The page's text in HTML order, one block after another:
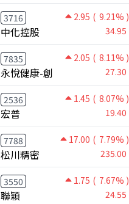
3716 2.95 ( 9.21% )
中化控股 34.95
7835 2.05 ( 8.11% )
永悅健康-創 27.30
2536 1.45 ( 8.07% )
宏普 19.40
7788 17.00 ( 7.79% )
松川精密 235.00
3550 1.75 ( 7.67% )
聯穎 24.55